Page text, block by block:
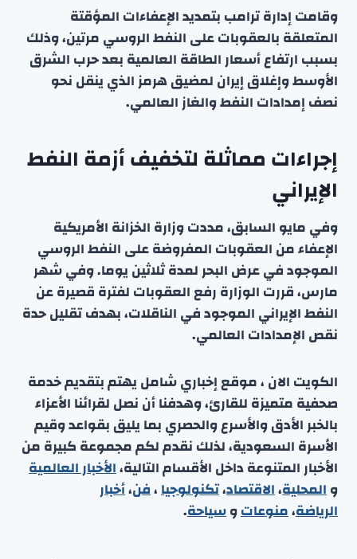
وقامت إدارة ترامب بتمديد الإعفاءات المؤقتة
المتعلقة بالعقوبات على النفط الروسي مرتين، وذلك
بسبب ارتفاع أسعار الطاقة العالمية بعد حرب الشرق
الأوسط وإغلاق إيران لمضيق هرمز الذي ينقل نحو
نصف إمدادات النفط والغاز العالمي.
إجراءات مماثلة لتخفيف أزمة النفط
الإيراني
وفي مايو السابق، مددت وزارة الخزانة الأمريكية
الإعفاء من العقوبات المفروضة على النفط الروسي
الموجود في عرض البحر لمدة ثلاثين يوما. وفي شهر
مارس، قررت الوزارة رفع العقوبات لفترة قصيرة عن
النفط الإيراني الموجود في الناقلات، بهدف تقليل حدة
نقص الإمدادات العالمي.
الكويت الان ، موقع إخباري شامل يهتم بتقديم خدمة
صحفية متميزة للقارئ، وهدفنا أن نصل لقرائنا الأعزاء
بالخبر الأدق والأسرع والحصري بما يليق بقواعد وقيم
الأسرة السعودية، لذلك نقدم لكم مجموعة كبيرة من
الأخبار المتنوعة داخل الأقسام التالية،الأخبار العالمية
والمحلية،الاقتصاد،تكنولوجيا،فن،أخبار
الرياضة،منوعاتوسياحة.